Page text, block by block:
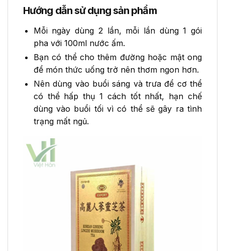
Hướng dẫn sử dụng sản phẩm
Mỗi ngày dùng 2 lần, mỗi lần dùng 1 gói
pha với 100ml nước ấm.
Bạn có thể cho thêm đường hoặc mật ong
để món thức uống trở nên thơm ngon hơn.
Nên dùng vào buổi sáng và trưa để cơ thể
có thể hấp thụ 1 cách tốt nhất, hạn chế
dùng vào buổi tối vì có thể sẽ gây ra tình
trạng mất ngủ.